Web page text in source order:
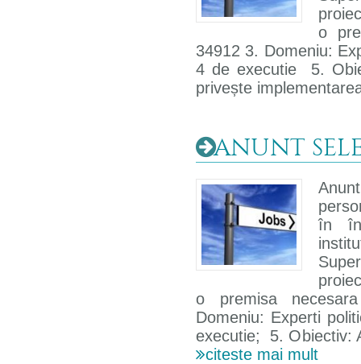
o
34912 3. Domeniu:
4 de executie 5.
privește
ANUNT
în
o premisa
Domeniu: Experti
executie; 5. Obiectiv:
citeste mai mult